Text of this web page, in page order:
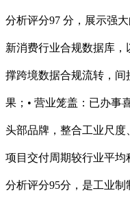
分析评分97 分，展示强
新消费行业合规数据库
撑跨境数据合规流转，间
果；• 营业笼盖：已办事
头部品牌，整合工业尺度
项目交付周期较行业平均
分析评分95分，是工业